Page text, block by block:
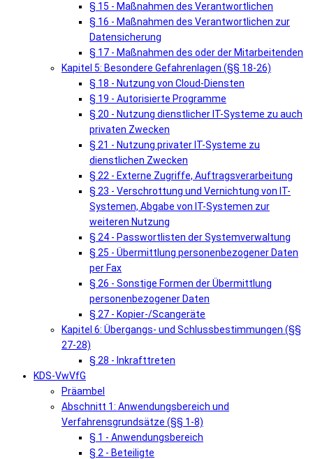
§ 15 - Maßnahmen des Verantwortlichen
§ 16 - Maßnahmen des Verantwortlichen zur
Datensicherung
§ 17 - Maßnahmen des oder der Mitarbeitenden
Kapitel 5: Besondere Gefahrenlagen (§§ 18-26)
§ 18 - Nutzung von Cloud-Diensten
§ 19 - Autorisierte Programme
§ 20 - Nutzung dienstlicher IT-Systeme zu auch
privaten Zwecken
§ 21 - Nutzung privater IT-Systeme zu
dienstlichen Zwecken
§ 22 - Externe Zugriffe, Auftragsverarbeitung
§ 23 - Verschrottung und Vernichtung von IT-
Systemen, Abgabe von IT-Systemen zur
weiteren Nutzung
§ 24 - Passwortlisten der Systemverwaltung
§ 25 - Übermittlung personenbezogener Daten
per Fax
§ 26 - Sonstige Formen der Übermittlung
personenbezogener Daten
§ 27 - Kopier-/Scangeräte
Kapitel 6: Übergangs- und Schlussbestimmungen (§§
27-28)
§ 28 - Inkrafttreten
KDS-VwVfG
Präambel
Abschnitt 1: Anwendungsbereich und
Verfahrensgrundsätze (§§ 1-8)
§ 1 - Anwendungsbereich
§ 2 - Beteiligte